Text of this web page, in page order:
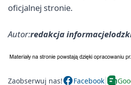
oficjalnej stronie.
Autor:redakcja
Zaobserwuj nas! Facebook